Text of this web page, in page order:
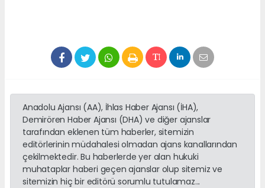
Anadolu Ajansı (AA), İhlas Haber Ajansı (İHA),
Demirören Haber Ajansı (DHA) ve diğer ajanslar
tarafından eklenen tüm haberler, sitemizin
editörlerinin müdahalesi olmadan ajans kanallarından
çekilmektedir. Bu haberlerde yer alan hukuki
muhataplar haberi geçen ajanslar olup sitemiz ve
sitemizin hiç bir editörü sorumlu tutulamaz...